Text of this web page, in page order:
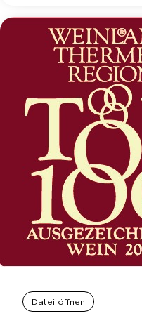
Datei öffnen